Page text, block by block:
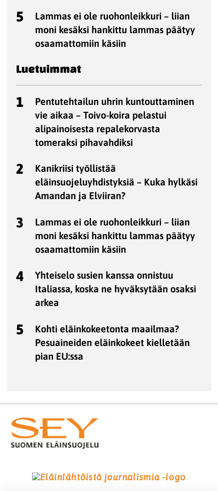
5
Lammas ei ole ruohonleikkuri – liian
moni kesäksi hankittu lammas päätyy
osaamattomiin käsiin
Luetuimmat
1
Pentutehtailun uhrin kuntouttaminen
vie aikaa – Toivo-koira pelastui
alipainoisesta repalekorvasta
tomeraksi pihavahdiksi
2
Kanikriisi työllistää
eläinsuojeluyhdistyksiä – Kuka hylkäsi
Amandan ja Elviiran?
3
Lammas ei ole ruohonleikkuri – liian
moni kesäksi hankittu lammas päätyy
osaamattomiin käsiin
4
Yhteiselo susien kanssa onnistuu
Italiassa, koska ne hyväksytään osaksi
arkea
5
Kohti eläinkokeetonta maailmaa?
Pesuaineiden eläinkokeet kielletään
pian EU:ssa